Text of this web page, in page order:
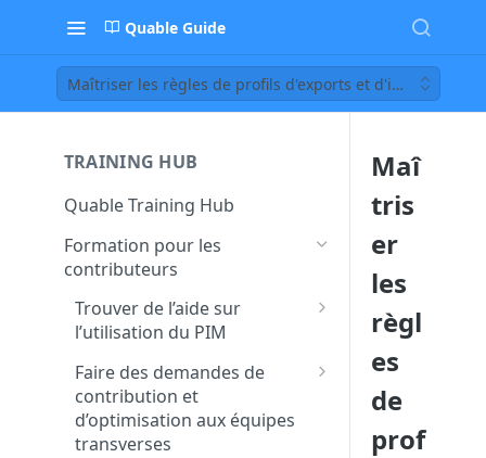
Quable Guide
Maîtriser les règles de profils d'exports et d'imports
TRAINING HUB
Quable Training Hub
Formation pour les
contributeurs
Trouver de l’aide sur
l’utilisation du PIM
Accéder à la documentation
et à la FAQ Quable
Contacter le support pour
remonter un bug ou un
Faire des demandes de
contribution et
d’optimisation aux équipes
transverses
Maî
tris
er
les
règl
es
de
prof